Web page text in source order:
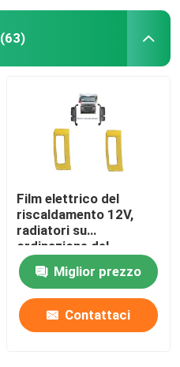
(63)
Film elettrico del
riscaldamento 12V,
radiatori su
ordinazione del
Polyimide per il
riscaldamento
automobilistico dello
specchio
Miglior prezzo
Contattaci